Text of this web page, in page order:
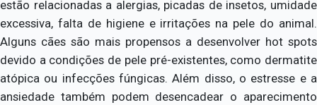
estão relacionadas a alergias, picadas de insetos, umidade
excessiva, falta de higiene e irritações na pele do animal.
Alguns cães são mais propensos a desenvolver hot spots
devido a condições de pele pré-existentes, como dermatite
atópica ou infecções fúngicas. Além disso, o estresse e a
ansiedade também podem desencadear o aparecimento